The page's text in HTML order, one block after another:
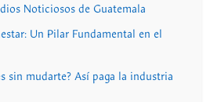
Noticiosos de Guatemala
Un Pilar Fundamental en el
sin mudarte? Así paga la industria